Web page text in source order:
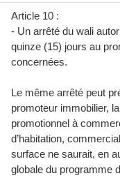
Article 10 :
- Un arrêté du wali
quinze (15) jours au
concernées.
Le même arrêté peut
promoteur immobilier,
promotionnel à
d’habitation,
surface ne saurait, en
globale du programme